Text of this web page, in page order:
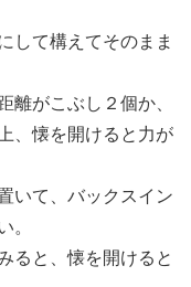
して構えてそのまま
離がこぶし２個か、
、懐を開けると力が
いて、バックスイン
。
ると、懐を開けると